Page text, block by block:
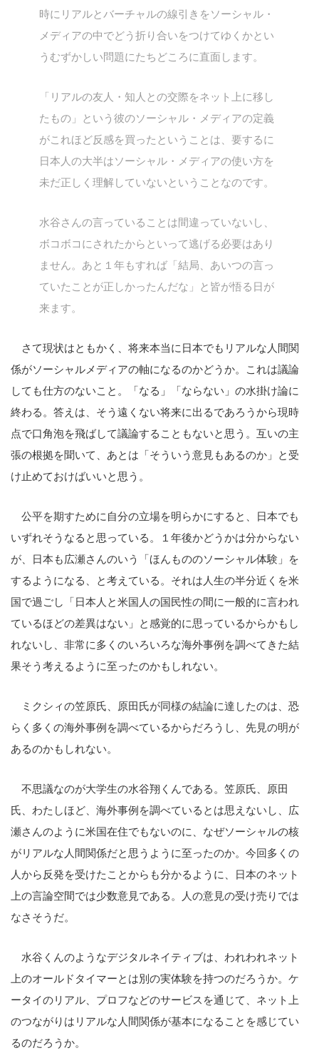
時にリアルとバーチャルの線引きをソーシャル・
メディアの中でどう折り合いをつけてゆくかとい
うむずかしい問題にたちどころに直面します。
「リアルの友人・知人との交際をネット上に移し
たもの」という彼のソーシャル・メディアの定義
がこれほど反感を買ったということは、要するに
日本人の大半はソーシャル・メディアの使い方を
未だ正しく理解していないということなのです。
水谷さんの言っていることは間違っていないし、
ボコボコにされたからといって逃げる必要はあり
ません。あと１年もすれば「結局、あいつの言っ
ていたことが正しかったんだな」と皆が悟る日が
来ます。
さて現状はともかく、将来本当に日本でもリアルな人間関
係がソーシャルメディアの軸になるのかどうか。これは議論
しても仕方のないこと。「なる」「ならない」の水掛け論に
終わる。答えは、そう遠くない将来に出るであろうから現時
点で口角泡を飛ばして議論することもないと思う。互いの主
張の根拠を聞いて、あとは「そういう意見もあるのか」と受
け止めておけばいいと思う。
公平を期すために自分の立場を明らかにすると、日本でも
いずれそうなると思っている。１年後かどうかは分からない
が、日本も広瀬さんのいう「ほんもののソーシャル体験」を
するようになる、と考えている。それは人生の半分近くを米
国で過ごし「日本人と米国人の国民性の間に一般的に言われ
ているほどの差異はない」と感覚的に思っているからかもし
れないし、非常に多くのいろいろな海外事例を調べてきた結
果そう考えるように至ったのかもしれない。
ミクシィの笠原氏、原田氏が同様の結論に達したのは、恐
らく多くの海外事例を調べているからだろうし、先見の明が
あるのかもしれない。
不思議なのが大学生の水谷翔くんである。笠原氏、原田
氏、わたしほど、海外事例を調べているとは思えないし、広
瀬さんのように米国在住でもないのに、なぜソーシャルの核
がリアルな人間関係だと思うように至ったのか。今回多くの
人から反発を受けたことからも分かるように、日本のネット
上の言論空間では少数意見である。人の意見の受け売りでは
なさそうだ。
水谷くんのようなデジタルネイティブは、われわれネット
上のオールドタイマーとは別の実体験を持つのだろうか。ケ
ータイのリアル、プロフなどのサービスを通じて、ネット上
のつながりはリアルな人間関係が基本になることを感じてい
るのだろうか。
検
索
す
る